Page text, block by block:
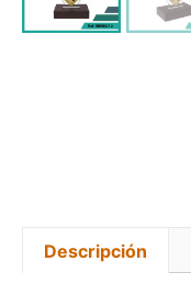
Descripción